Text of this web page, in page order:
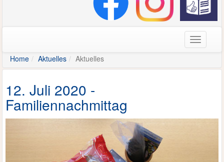
Home
Aktuelles Aktuelles
12. Juli 2020 -
Familiennachmittag